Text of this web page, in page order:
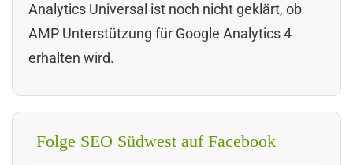
Analytics Universal ist noch nicht geklärt, ob
AMP Unterstützung für Google Analytics 4
erhalten wird.
Folge SEO Südwest auf Facebook